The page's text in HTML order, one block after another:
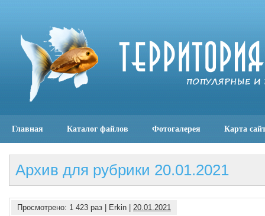
Главная Каталог файлов Фотогалерея Карта
Архив для рубрики 20.01.2021
Просмотрено: 1 423 раз | Erkin | 20.01.2021